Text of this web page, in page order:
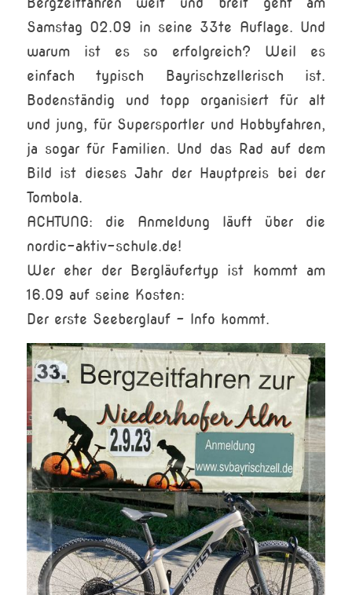
Samstag 02.09 in seine 33te Auflage. Und
warum ist es so erfolgreich? Weil es
einfach typisch Bayrischzellerisch ist.
Bodenständig und topp organisiert für alt
und jung, für Supersportler und Hobbyfahren,
ja sogar für Familien. Und das Rad auf dem
Bild ist dieses Jahr der Hauptpreis bei der
Tombola.
ACHTUNG: die Anmeldung läuft über die
nordic-aktiv-schule.de!
Wer eher der Bergläufertyp ist kommt am
16.09 auf seine Kosten:
Der erste Seeberglauf – Info kommt.